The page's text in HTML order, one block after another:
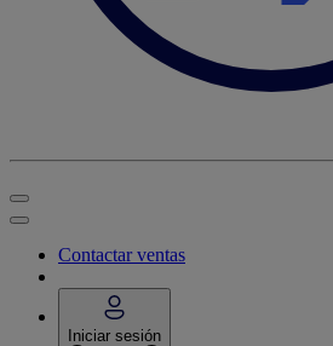
Contactar ventas
Iniciar sesión